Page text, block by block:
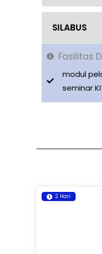
SILABUS
Fasilitas
modul
seminar
2 Hari